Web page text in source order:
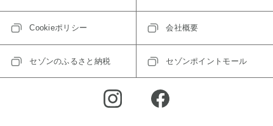
Cookieポリシー 会社概要
セゾンのふるさと納税 セゾンポイントモール